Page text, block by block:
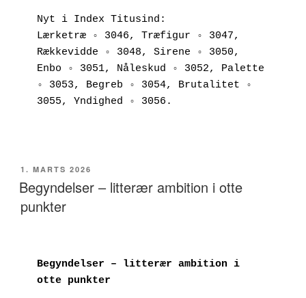
Nyt i Index Titusind:
Lærketræ ◦ 3046, Træfigur ◦ 3047,
Rækkevidde ◦ 3048, Sirene ◦ 3050,
Enbo ◦ 3051, Nåleskud ◦ 3052, Palette
◦ 3053, Begreb ◦ 3054, Brutalitet ◦
3055, Yndighed ◦ 3056.
UDGIVET
DEN
1. MARTS 2026
Begyndelser – litterær ambition i otte
punkter
Begyndelser – litterær ambition i
otte punkter